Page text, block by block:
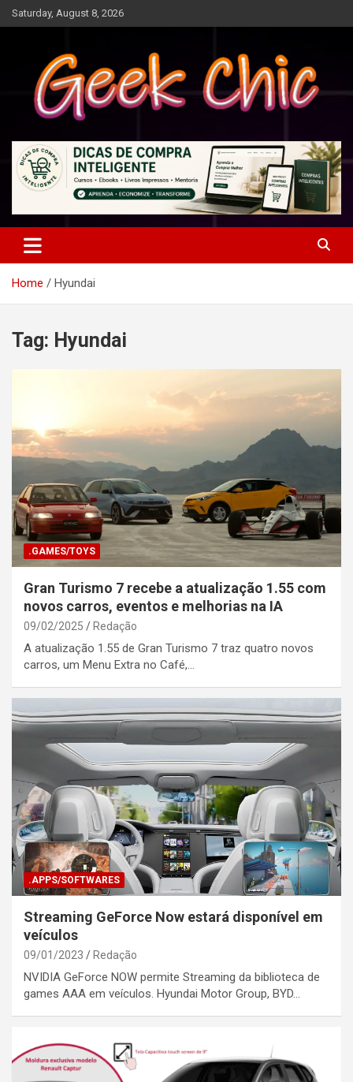
Skip
to
Saturday, August 8, 2026
Geek Chic
Home Hyundai
Tag: Hyundai
.GAMES/TOYS
Gran Turismo 7 recebe a atualização 1.55 com
novos carros, eventos e melhorias na IA
09/02/2025 Redação
A atualização 1.55 de Gran Turismo 7 traz quatro novos
carros, um Menu Extra no Café,…
.APPS/SOFTWARES
Streaming GeForce Now estará disponível em
veículos
09/01/2023 Redação
NVIDIA GeForce NOW permite Streaming da biblioteca de
games AAA em veículos. Hyundai Motor Group, BYD…